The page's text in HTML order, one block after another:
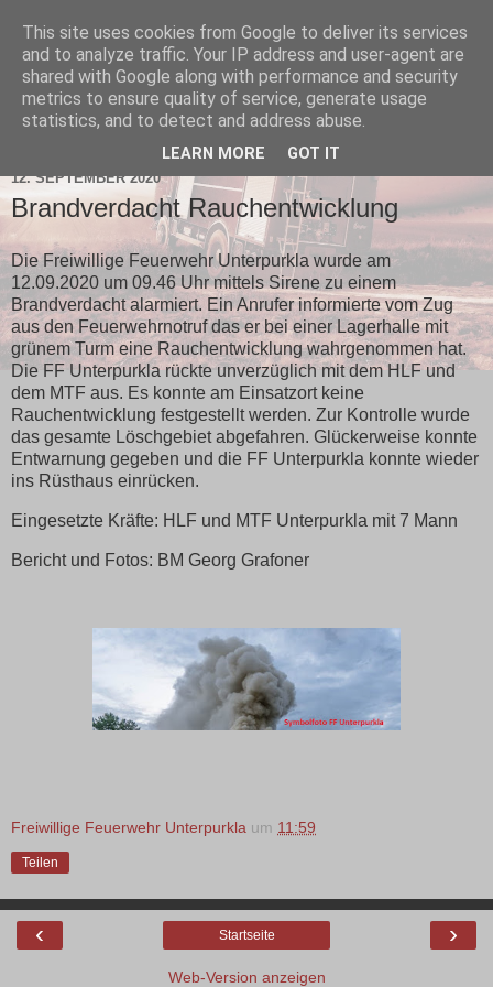
12. SEPTEMBER 2020
Brandverdacht Rauchentwicklung
Die Freiwillige Feuerwehr Unterpurkla wurde am
12.09.2020 um 09.46 Uhr mittels Sirene zu einem
Brandverdacht alarmiert. Ein Anrufer informierte vom Zug
aus den Feuerwehrnotruf das er bei einer Lagerhalle mit
grünem Turm eine Rauchentwicklung wahrgenommen hat.
Die FF Unterpurkla rückte unverzüglich mit dem HLF und
dem MTF aus. Es konnte am Einsatzort keine
Rauchentwicklung festgestellt werden. Zur Kontrolle wurde
das gesamte Löschgebiet abgefahren. Glückerweise konnte
Entwarnung gegeben und die FF Unterpurkla konnte wieder
ins Rüsthaus einrücken.
Eingesetzte Kräfte: HLF und MTF Unterpurkla mit 7 Mann
Bericht und Fotos: BM Georg Grafoner
Freiwillige Feuerwehr Unterpurkla um 11:59
Teilen
‹ ›
Startseite
Web-Version anzeigen
This site uses cookies from Google to deliver its services
and to analyze traffic. Your IP address and user-agent are
shared with Google along with performance and security
metrics to ensure quality of service, generate usage
statistics, and to detect and address abuse.
LEARN MORE GOT IT